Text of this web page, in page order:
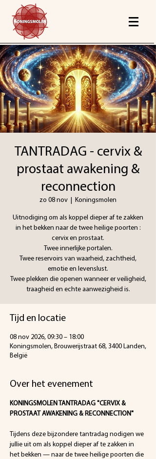
TANTRADAG - cervix &
prostaat awakening &
reconnection
zo 08 nov
  |
Koningsmolen
Uitnodiging om als koppel dieper af te zakken
in het bekken naar de twee heilige poorten :
cervix en prostaat.
Twee innerlijke portalen.
Twee reservoirs van waarheid, zachtheid,
emotie en levenslust.
Twee plekken die openen wanneer er veiligheid,
traagheid en echte aanwezigheid is.
Tijd en locatie
08 nov 2026, 09:30 – 18:00
Koningsmolen, Brouwerijstraat 68, 3400 Landen,
België
Over het evenement
KONINGSMOLEN TANTRADAG "CERVIX &
PROSTAAT AWAKENING & RECONNECTION"
Tijdens deze bijzondere tantradag nodigen we
jullie uit om als koppel dieper af te zakken in
het bekken — naar de twee heilige poorten die